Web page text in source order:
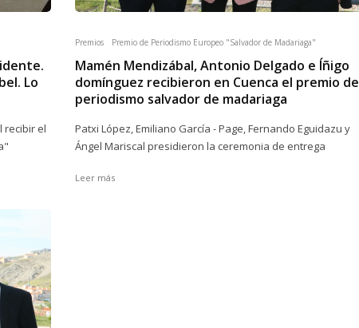
Lo
recibir el
Premios Premio de Periodismo Europeo "Salvador de Madariaga"
Mamén Mendizábal, Antonio Delgado e Íñigo
domínguez recibieron en Cuenca el premio de
periodismo salvador de madariaga
Patxi López, Emiliano García - Page, Fernando Eguidazu y
Ángel Mariscal presidieron la ceremonia de entrega
Leer más